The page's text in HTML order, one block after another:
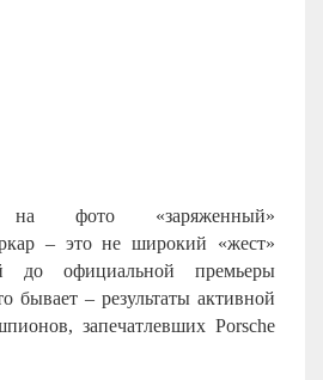
на фото «заряженный»
– это не широкий «жест»
до официальной премьеры
бывает – результаты активной
запечатлевших Porsche